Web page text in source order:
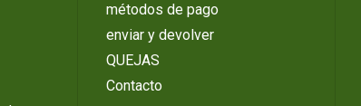
métodos de pago
enviar y devolver
QUEJAS
Contacto